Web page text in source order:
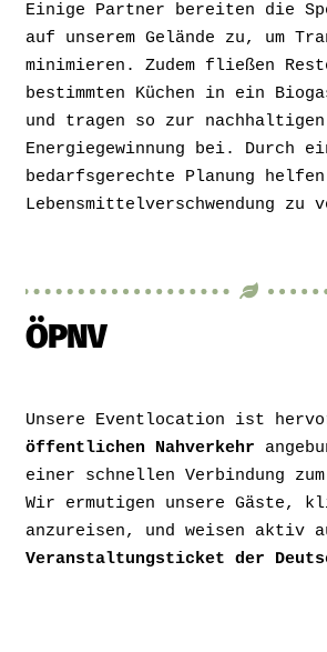
Einige Partner bereiten die
auf unserem Gelände zu, um
minimieren. Zudem fließen
bestimmten Küchen in ein
und tragen so zur nachhaltigen
Energiegewinnung bei. Durch
bedarfsgerechte Planung
Lebensmittelverschwendung zu
ÖPNV
Unsere Eventlocation ist
öffentlichen Nahverkehr
einer schnellen Verbindung zum
Wir ermutigen unsere Gäste,
anzureisen, und weisen aktiv
Veranstaltungsticket der